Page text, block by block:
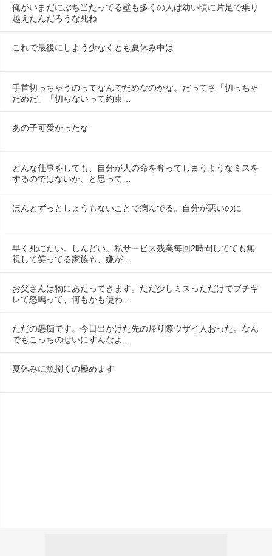
俺がいまだにぶち当たってる壁も多くの人は幼い頃に片足で乗り
越えたんだろうな死ね
これで最後にしよう少なくとも夏休み中は
手首切っちゃうのってなんでだめなのかな。だってさ「切っちゃ
だめだ」「切らないって約束…
あの子可愛かったな
どんな仕事をしても、自分が人の命を奪ってしまうようなミスを
するのではないか、と思って…
ほんとずっとしょうもないことで病んでる。自分が悪いのに
早く死にたい。しんどい。私サービス残業毎回2時間してても無
視して笑ってる家族も、嫌が…
お父さんは物にあたってきます。ただ少しミスっただけでブチギ
レて怒鳴って、何もかも使わ…
ただの愚痴です。今日出かけた先の帰り際ウザイ人おった。なん
でもこっちのせいにすんなよ…
夏休みに魚捌くの極めます